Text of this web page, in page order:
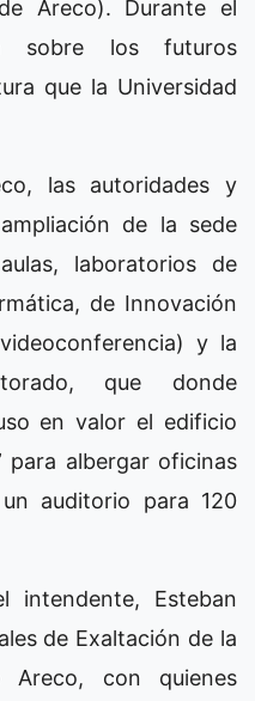
Areco). Durante el
sobre los futuros
que la Universidad
las autoridades y
de la sede
laboratorios de
de Innovación
y la
que donde
en valor el edificio
para albergar oficinas
auditorio para 120
intendente, Esteban
de Exaltación de la
con quienes